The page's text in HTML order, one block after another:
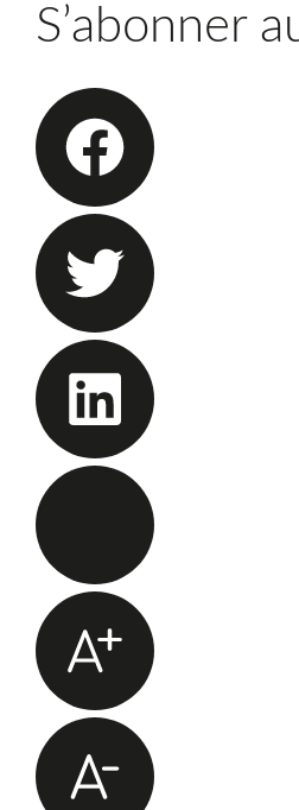
S’abonner